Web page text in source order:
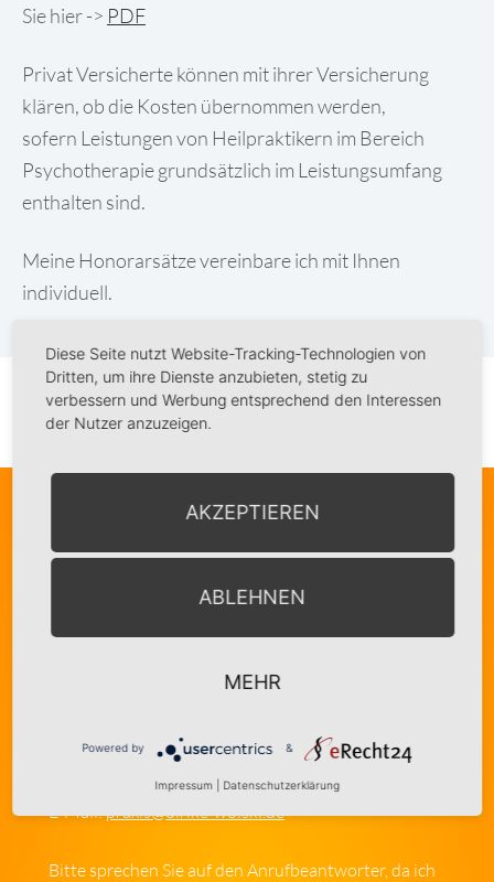
Sie hier -> PDF
Privat Versicherte können mit ihrer Versicherung
klären, ob die Kosten übernommen werden,
sofern Leistungen von Heilpraktikern im Bereich
Psychotherapie grundsätzlich im Leistungsumfang
enthalten sind.
Meine Honorarsätze vereinbare ich mit Ihnen
individuell.
So finden Sie mich:
Lärchenstr. 24, 82152 Krailling
Telefon: 089 – 85 60 17 77
E-Mail:praxis@ulrike-wolski.de
Bitte sprechen Sie auf den Anrufbeantworter, da ich
Diese Seite nutzt Website-Tracking-Technologien von
Dritten, um ihre Dienste anzubieten, stetig zu
verbessern und Werbung entsprechend den Interessen
der Nutzer anzuzeigen.
AKZEPTIEREN
ABLEHNEN
MEHR
Powered by &
Impressum Datenschutzerklärung